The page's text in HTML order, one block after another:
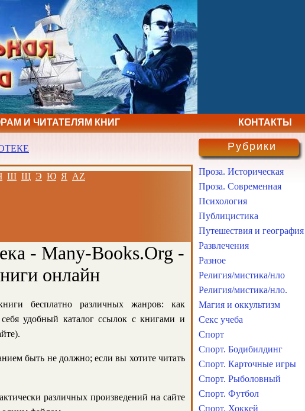
И ЧИТАТЕЛЯМ КНИГ КОНТАКТЫ
Ш Щ Э Ю Я AZ
- Many-Books.Org -
онлайн
бесплатно различных жанров: как
удобный каталог ссылок с книгами и
быть не должно; если вы хотите читать
различных произведений на сайте
Рубрики
Проза. Историческая
Проза. Современная
Психология
Публицистика
Путешествия и география
Развлечения
Разное
Религия/мистика/нло
Религия/мистика/нло.
Магия и оккультизм
Секс учеба
Спорт
Спорт. Бодибилдинг
Спорт. Карточные игры
Спорт. Рыболовный
Спорт. Футбол
Спорт. Хоккей